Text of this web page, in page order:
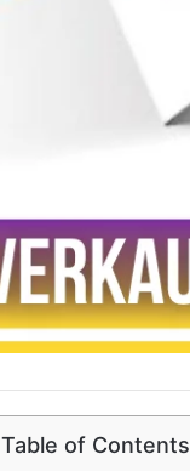
Table of Contents